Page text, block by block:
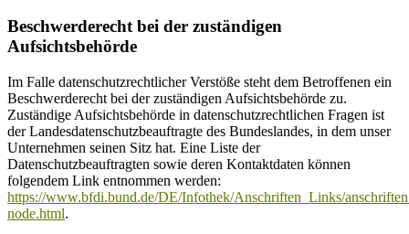
Beschwerderecht bei der zuständigen
Aufsichtsbehörde
Im Falle datenschutzrechtlicher Verstöße steht dem Betroffenen ein
Beschwerderecht bei der zuständigen Aufsichtsbehörde zu.
Zuständige Aufsichtsbehörde in datenschutzrechtlichen Fragen ist
der Landesdatenschutzbeauftragte des Bundeslandes, in dem unser
Unternehmen seinen Sitz hat. Eine Liste der
Datenschutzbeauftragten sowie deren Kontaktdaten können
folgendem Link entnommen werden:
https://www.bfdi.bund.de/DE/Infothek/Anschriften_Links/
node.html.